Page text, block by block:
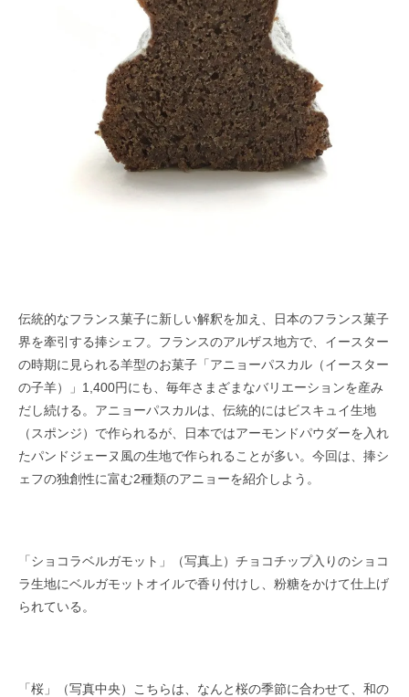
伝統的なフランス菓子に新しい解釈を加え、日本のフランス菓子
界を牽引する捧シェフ。フランスのアルザス地方で、イースター
の時期に見られる羊型のお菓子「アニョーパスカル（イースター
の子羊）」1,400円にも、毎年さまざまなバリエーションを産み
だし続ける。アニョーパスカルは、伝統的にはビスキュイ生地
（スポンジ）で作られるが、日本ではアーモンドパウダーを入れ
たパンドジェーヌ風の生地で作られることが多い。今回は、捧シ
ェフの独創性に富む2種類のアニョーを紹介しよう。
「ショコラベルガモット」（写真上）チョコチップ入りのショコ
ラ生地にベルガモットオイルで香り付けし、粉糖をかけて仕上げ
られている。
「桜」（写真中央）こちらは、なんと桜の季節に合わせて、和の